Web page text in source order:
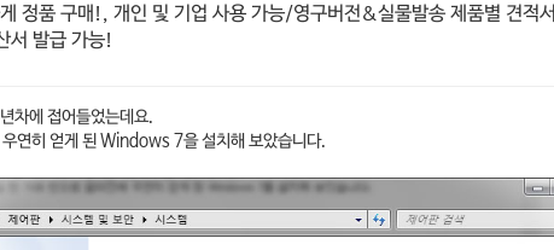
정품 구매!, 개인 및 기업 사용 가능/영구버전&실물발송 제품별 견적서
서 발급 가능!
차에 접어들었는데요.
연히 얻게 된 Windows 7을 설치해 보았습니다.